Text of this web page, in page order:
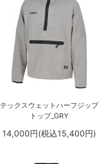
テックスウェットハーフジップ
トップ_GRY
14,000円(税込15,400円)